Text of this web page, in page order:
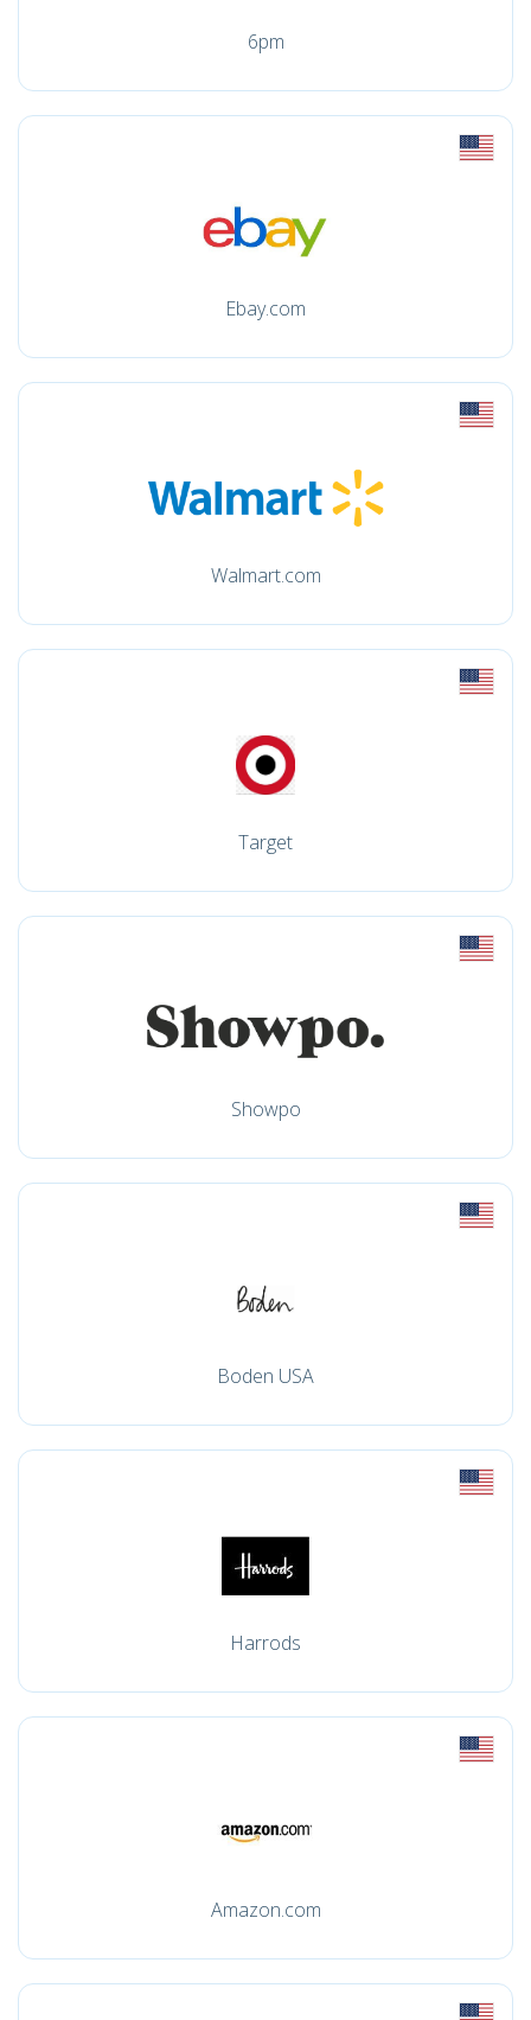
6pm
Ebay.com
Walmart.com
Target
Showpo
Boden USA
Harrods
Amazon.com